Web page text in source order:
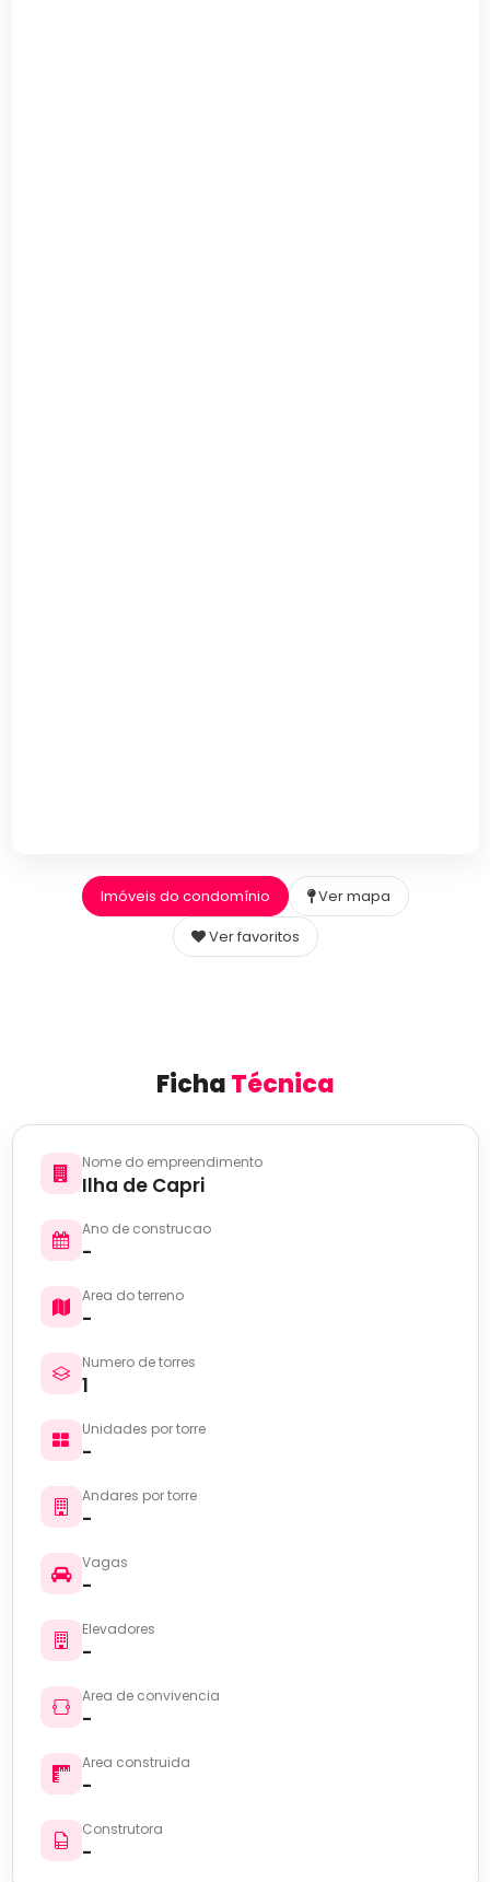
Imóveis do condomínio
Ver mapa
Ver favoritos
FichaTécnica
Nome do empreendimento
Ilha de Capri
Ano de construcao
-
Area do terreno
-
Numero de torres
1
Unidades por torre
-
Andares por torre
-
Vagas
-
Elevadores
-
Area de convivencia
-
Area construida
-
Construtora
-